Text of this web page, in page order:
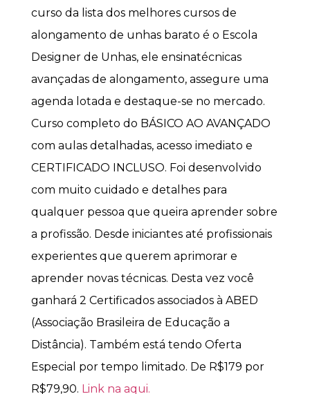
curso da lista dos melhores cursos de
alongamento de unhas barato é o Escola
Designer de Unhas, ele ensinatécnicas
avançadas de alongamento, assegure uma
agenda lotada e destaque-se no mercado.
Curso completo do BÁSICO AO AVANÇADO
com aulas detalhadas, acesso imediato e
CERTIFICADO INCLUSO. Foi desenvolvido
com muito cuidado e detalhes para
qualquer pessoa que queira aprender sobre
a profissão. Desde iniciantes até profissionais
experientes que querem aprimorar e
aprender novas técnicas. Desta vez você
ganhará 2 Certificados associados à ABED
(Associação Brasileira de Educação a
Distância). Também está tendo Oferta
Especial por tempo limitado. De R$179 por
R$79,90. Link na aqui.